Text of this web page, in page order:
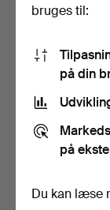
glasindsats,
bruges til:
på din
på
Du kan læse